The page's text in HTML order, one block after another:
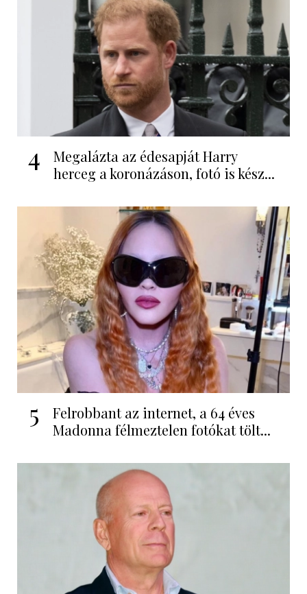
4
Megalázta az édesapját Harry
herceg a koronázáson, fotó is kész...
5
Felrobbant az internet, a 64 éves
Madonna félmeztelen fotókat tölt...